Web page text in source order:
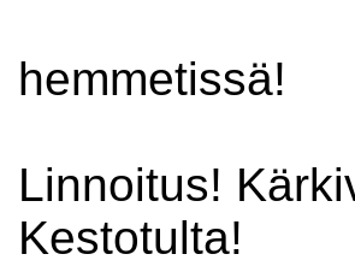
hemmetissä!
Linnoitus!